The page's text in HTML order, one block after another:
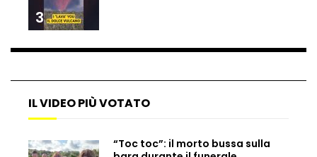
all’improvviso
tragedia a Petén
Russia sotto zero: fiumi congelati e navi
rompighiaccio a Mosca
3
IL VIDEO PIÙ VOTATO
“Toc toc”: il morto bussa sulla